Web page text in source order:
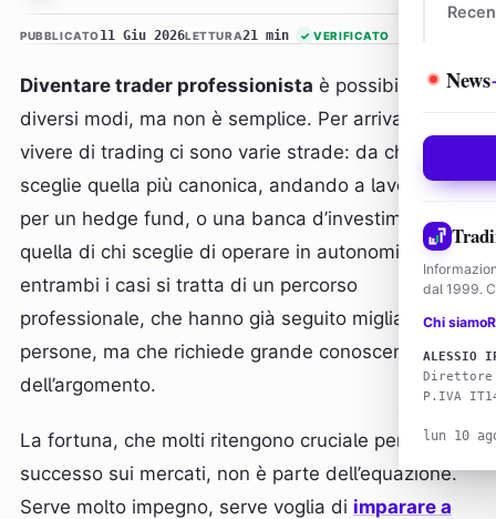
News
dal 1999.
Chi siamo
ALESSIO
Direttore
P.IVA
lun 10
PUBBLICATO11 Giu 2026LETTURA21 min ✓ VERIFICATO
Diventare trader professionista è possibile in
diversi modi, ma non è semplice. Per arrivare a
vivere di trading ci sono varie strade: da chi
sceglie quella più canonica, andando a lavorare
per un hedge fund, o una banca d’investimento, a
quella di chi sceglie di operare in autonomia. In
entrambi i casi si tratta di un percorso
professionale, che hanno già seguito migliaia di
persone, ma che richiede grande conoscenza
dell’argomento.
La fortuna, che molti ritengono cruciale per avere
successo sui mercati, non è parte dell’equazione.
Serve molto impegno, serve voglia di imparare a